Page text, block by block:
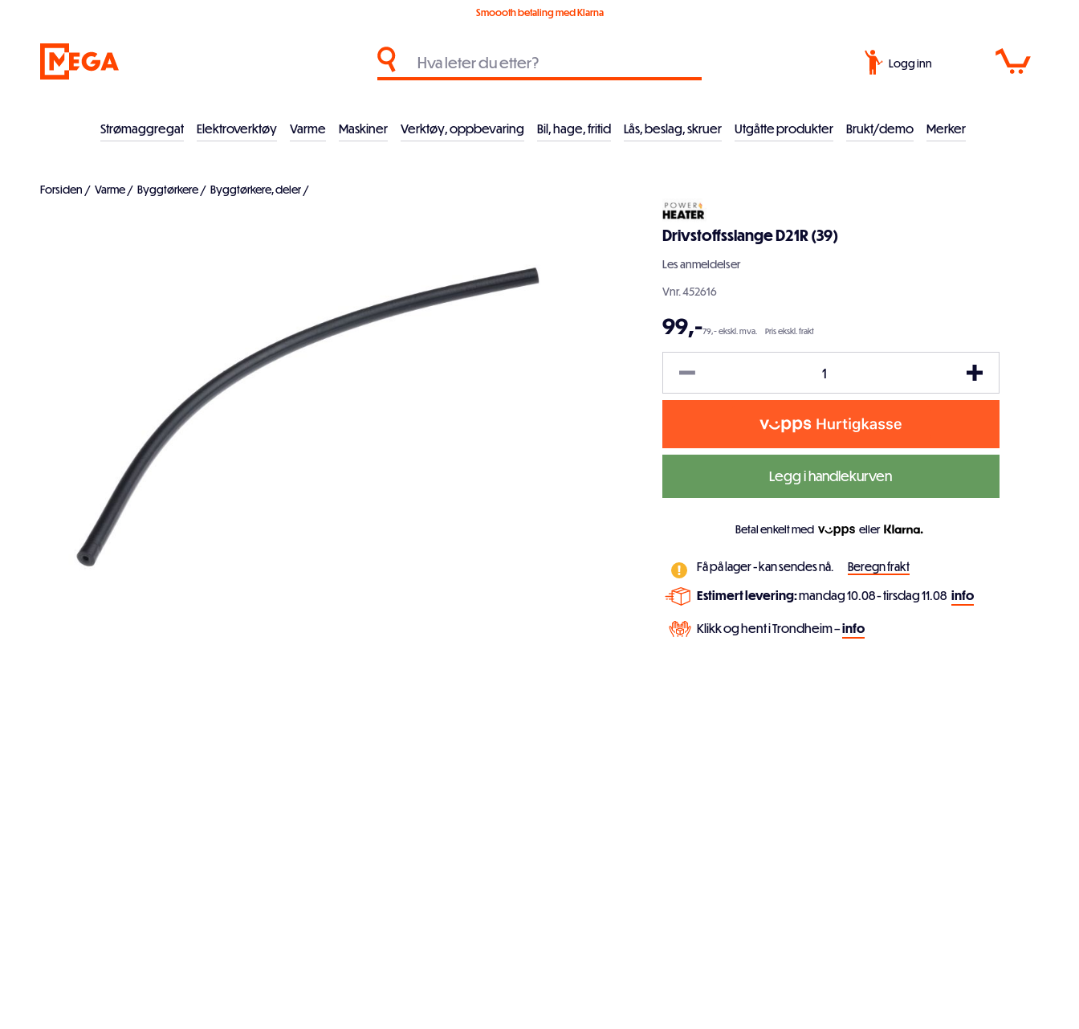
Smoooth betaling med Klarna
Logg inn
Strømaggregat Elektroverktøy Varme Maskiner Verktøy, oppbevaring Bil, hage, fritid Lås, beslag, skruer Utgåtte produkter Brukt/demo Merker
Forsiden / Varme / Byggtørkere / Byggtørkere, deler /
Drivstoffsslange D21R (39)
Lesanmeldelser
Vnr.452616
99,-79,- ekskl. mva. Pris ekskl. frakt
Legg i handlekurven
Betal enkelt med eller
Få på lager - kan sendes nå.
Beregn frakt
Estimert levering:mandag 10.08 - tirsdag 11.08 info
Klikk og hent i Trondheim –info